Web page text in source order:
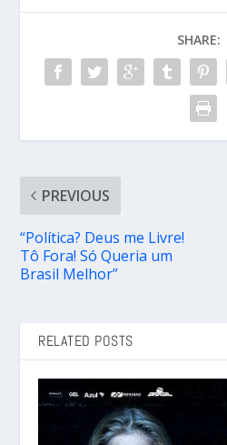
SHARE:
PREVIOUS
“Política? Deus me Livre!
Tô Fora! Só Queria um
Brasil Melhor”
RELATED POSTS